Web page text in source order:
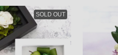
SOLD OUT